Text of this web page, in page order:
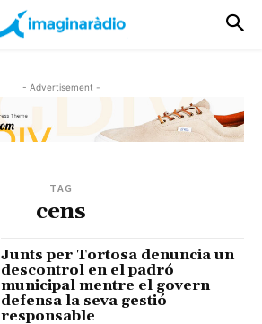
- Advertisement -
TAG
cens
Junts per Tortosa denuncia un
descontrol en el padró
municipal mentre el govern
defensa la seva gestió
responsable